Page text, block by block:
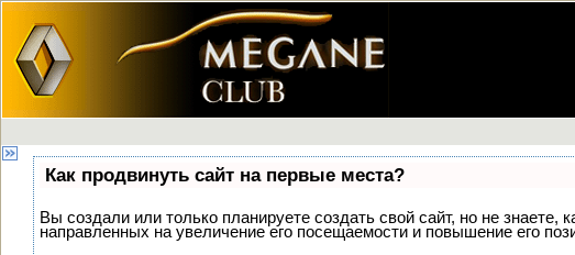
Как продвинуть сайт на первые места?
Вы создали или только планируете создать свой сайт, но не
направленных на увеличение его посещаемости и повышение его